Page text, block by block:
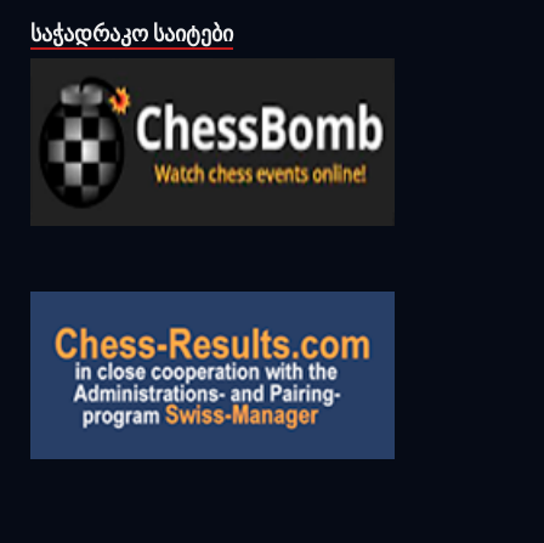
ᲡᲐᲭᲐᲓᲠᲐᲙᲝ ᲡᲐᲘᲢᲔᲑᲘ